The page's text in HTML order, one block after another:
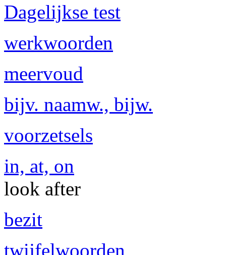
Dagelijkse test
werkwoorden
meervoud
bijv. naamw., bijw.
voorzetsels
in, at, on
look after
bezit
twijfelwoorden